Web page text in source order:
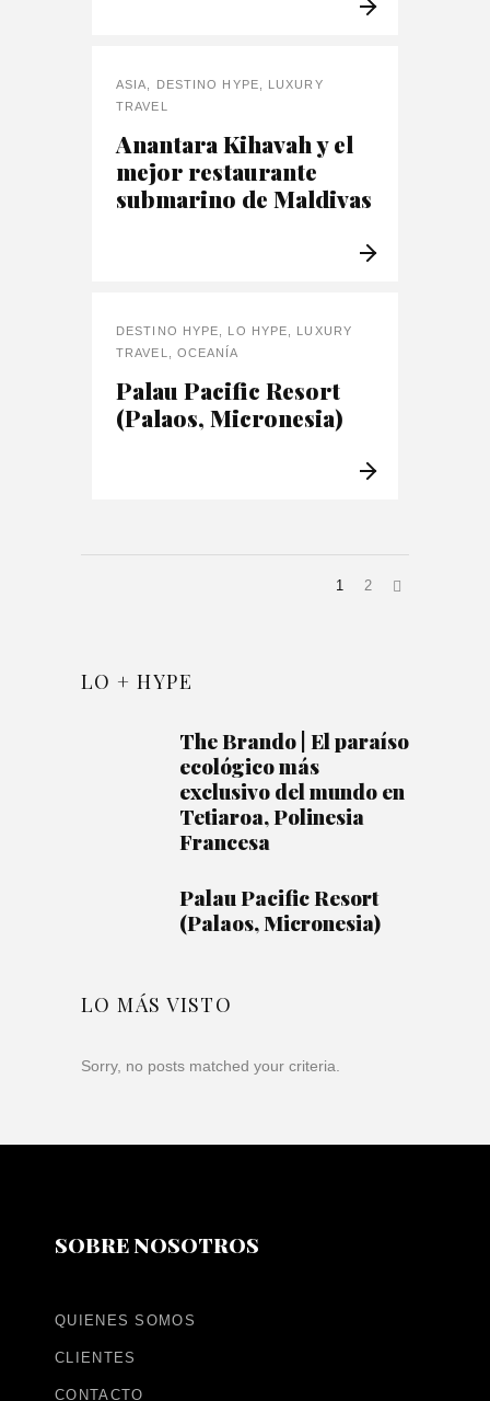
ASIA DESTINO HYPE
LUXURY
TRAVEL
Anantara Kihavah y el
mejor restaurante
submarino de Maldivas
DESTINO HYPE LO HYPE
LUXURY
TRAVEL
OCEANÍA
Palau Pacific Resort
(Palaos, Micronesia)
1 2
LO + HYPE
The Brando | El paraíso
ecológico más
exclusivo del mundo en
Tetiaroa, Polinesia
Francesa
Palau Pacific Resort
(Palaos, Micronesia)
LO MÁS VISTO
Sorry, no posts matched your criteria.
SOBRE NOSOTROS
QUIENES SOMOS
CLIENTES
CONTACTO